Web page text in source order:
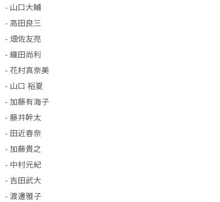
- 山口大輔
- 高田良三
- 畑佐友亮
- 織田尚利
- 花村真奈美
- 山口 裕夏
- 加藤有海子
- 藤井幹太
- 田近春奈
- 加藤貴之
- 中村元紀
- 吉田武大
- 渡邊雅子